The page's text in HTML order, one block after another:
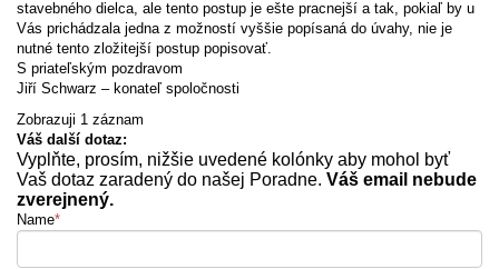
stavebného dielca, ale tento postup je ešte pracnejší a tak, pokiaľ by u
Vás prichádzala jedna z možností vyššie popísaná do úvahy, nie je
nutné tento zložitejší postup popisovať.
S priateľským pozdravom
Jiří Schwarz – konateľ spoločnosti
Zobrazuji 1 záznam
Váš další dotaz:
Vyplňte, prosím, nižšie uvedené kolónky aby mohol byť
Vaš dotaz zaradený do našej Poradne. Váš email nebude
zverejnený.
Name*